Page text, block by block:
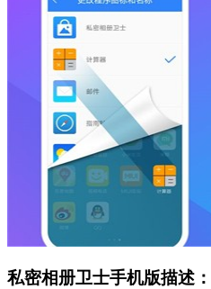
私密相册卫士手机版描述：